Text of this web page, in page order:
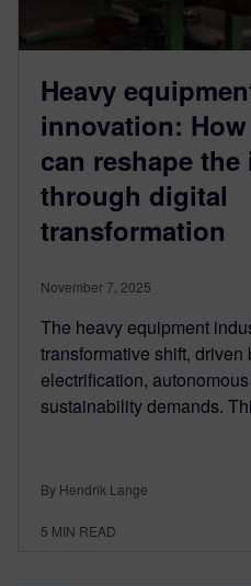
Heavy
innovation:
can reshape
through digital
transformation
November 7, 2025
The heavy equipment
transformative shift,
electrification,
sustainability demands.
By Hendrik Lange
5 MIN READ